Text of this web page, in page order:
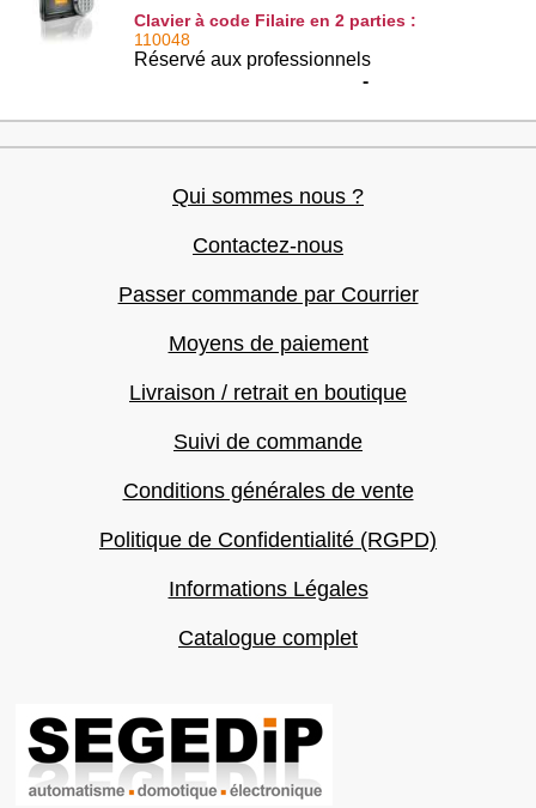
Clavier à code Filaire en 2 parties :
2400581
110048
Réservé aux professionnels
-
Qui sommes nous ?
Contactez-nous
Passer commande par Courrier
Moyens de paiement
Livraison / retrait en boutique
Suivi de commande
Conditions générales de vente
Politique de Confidentialité (RGPD)
Informations Légales
Catalogue complet